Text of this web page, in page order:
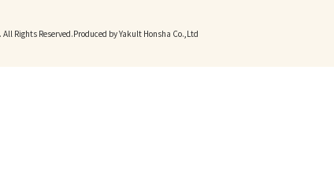
Rights Reserved.Produced by Yakult Honsha Co.,Ltd